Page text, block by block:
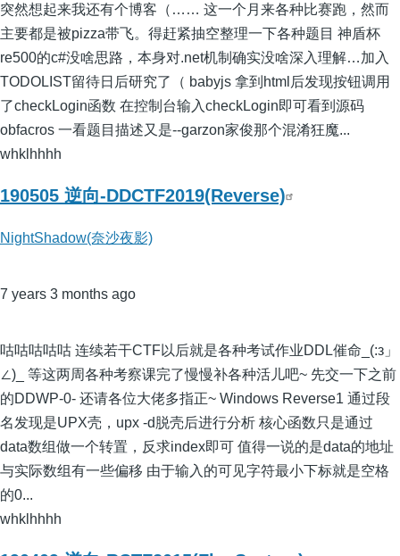
突然想起来我还有个博客（…… 这一个月来各种比赛跑，然而
主要都是被pizza带飞。得赶紧抽空整理一下各种题目 神盾杯
re500的c#没啥思路，本身对.net机制确实没啥深入理解…加入
TODOLIST留待日后研究了（ babyjs 拿到html后发现按钮调用
了checkLogin函数 在控制台输入checkLogin即可看到源码
obfacros 一看题目描述又是--garzon家俊那个混淆狂魔...
whklhhhh
190505 逆向-DDCTF2019(Reverse)
NightShadow(奈沙夜影)
7 years 3 months ago
咕咕咕咕咕 连续若干CTF以后就是各种考试作业DDL催命_(:з」
∠)_ 等这两周各种考察课完了慢慢补各种活儿吧~ 先交一下之前
的DDWP-0- 还请各位大佬多指正~ Windows Reverse1 通过段
名发现是UPX壳，upx -d脱壳后进行分析 核心函数只是通过
data数组做一个转置，反求index即可 值得一说的是data的地址
与实际数组有一些偏移 由于输入的可见字符最小下标就是空格
的0...
whklhhhh